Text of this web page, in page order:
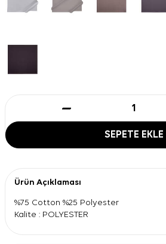
SEPETE EKLE
Ürün Açıklaması
%75 Cotton %25 Polyester
Kalite : POLYESTER